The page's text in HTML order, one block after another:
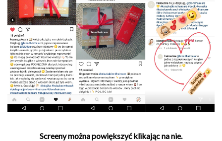
Screeny można powiększyć klikając na nie.